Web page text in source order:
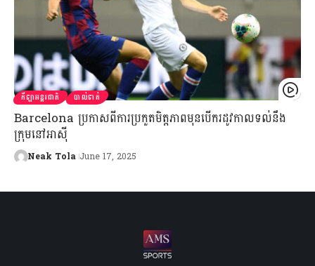
កីឡាអន្តរជាតិ បាល់ទាត់
Barcelona ប្រកាសពីការប្រកួតមិត្តភាពមុនបើករដូវកាលទល់នឹង
ក្រុមនៅអាស៊ី
Neak Tola June 17, 2025